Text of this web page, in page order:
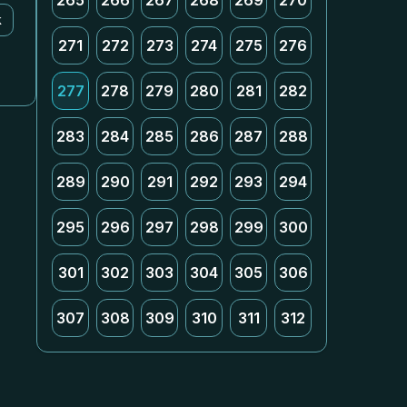
271 272 273 274 275 276
277 278 279 280 281 282
283 284 285 286 287 288
289 290 291 292 293 294
295 296 297 298 299 300
301 302 303 304 305 306
307 308 309 310 311 312